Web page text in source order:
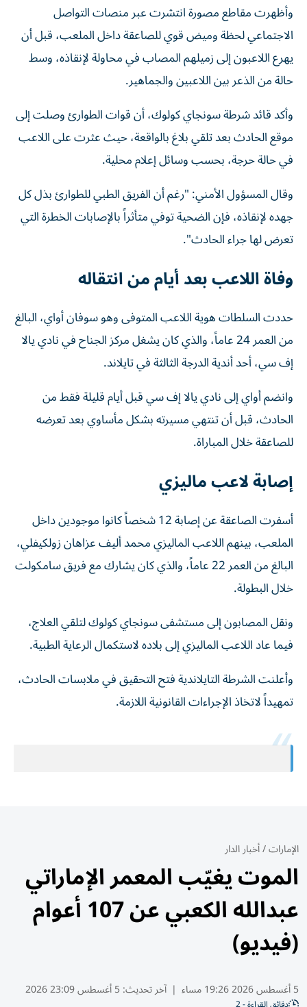
وأظهرت مقاطع مصورة انتشرت عبر منصات التواصل
الاجتماعي لحظة وميض قوي للصاعقة داخل الملعب، قبل أن
يهرع اللاعبون إلى زميلهم المصاب في محاولة لإنقاذه، وسط
حالة من الذعر بين اللاعبين والجماهير.
وأكد قائد شرطة سونجاي كولوك، أن قوات الطوارئ وصلت إلى
موقع الحادث بعد تلقي بلاغ بالواقعة، حيث عثرت على اللاعب
في حالة حرجة، بحسب وسائل إعلام محلية.
وقال المسؤول الأمني: "رغم أن الفريق الطبي للطوارئ بذل كل
جهده لإنقاذه، فإن الضحية توفي متأثراً بالإصابات الخطرة التي
تعرض لها جراء الحادث".
وفاة اللاعب بعد أيام من انتقاله
حددت السلطات هوية اللاعب المتوفى وهو سوفان أواي، البالغ
من العمر 24 عاماً، والذي كان يشغل مركز الجناح في نادي يالا
إف سي، أحد أندية الدرجة الثالثة في تايلاند.
وانضم أواي إلى نادي يالا إف سي قبل أيام قليلة فقط من
الحادث، قبل أن تنتهي مسيرته بشكل مأساوي بعد تعرضه
للصاعقة خلال المباراة.
إصابة لاعب ماليزي
أسفرت الصاعقة عن إصابة 12 شخصاً كانوا موجودين داخل
الملعب، بينهم اللاعب الماليزي محمد أليف عزاهان زولكيفلي،
البالغ من العمر 22 عاماً، والذي كان يشارك مع فريق سامكولت
خلال البطولة.
ونقل المصابون إلى مستشفى سونجاي كولوك لتلقي العلاج،
فيما عاد اللاعب الماليزي إلى بلاده لاستكمال الرعاية الطبية.
وأعلنت الشرطة التايلاندية فتح التحقيق في ملابسات الحادث،
تمهيداً لاتخاذ الإجراءات القانونية اللازمة.
الإمارات/أخبار الدار
الموت يغيّب المعمر الإماراتي
عبدالله الكعبي عن 107 أعوام
(فيديو)
5 أغسطس 2026 19:26 مساء | آخر تحديث:5 أغسطس 23:09 2026